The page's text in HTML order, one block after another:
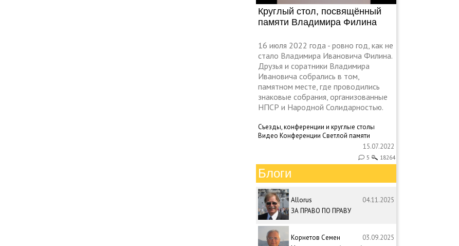
Круглый стол, посвящённый
памяти Владимира Филина
16 июля 2022 года - ровно год, как не
стало Владимира Ивановича Филина.
Друзья и соратники Владимира
Ивановича собрались в том,
памятном месте, где проводились
знаковые собрания, организованные
НПСР и Народной Солидарностью.
Съезды, конференции и круглые столы
Видео Конференции Светлой памяти
15.07.2022
5 18264
Блоги
Allorus
04.11.2025
ЗА ПРАВО ПО ПРАВУ
Корнетов Семен
03.09.2025